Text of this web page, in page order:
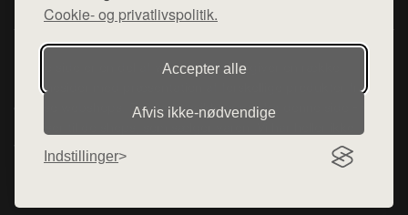
Cookie- og privatlivspolitik.
Accepter alle
Afvis ikke‑nødvendige
Indstillinger
Denne side er en del af want.dk, der udgiver en række
hjemmesider med præsentation af forskellige produkter fra
diverse webshops. Der sælges ikke varer fra denne side - vi
varerne på lager.